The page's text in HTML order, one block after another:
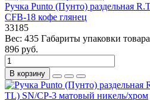
Ручка Punto (Пунто) раздельная
CFB-18 кофе глянец
33185
Вес: 435 Габариты упаковки
896 руб.
В корзину